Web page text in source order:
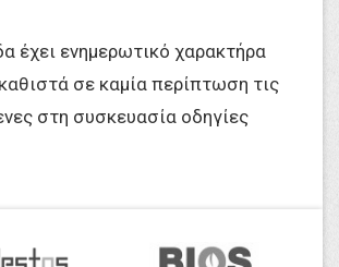
έχει ενημερωτικό χαρακτήρα
σε καμία περίπτωση τις
στη συσκευασία οδηγίες